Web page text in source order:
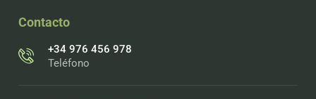
Contacto
+34 976 456 978
Teléfono